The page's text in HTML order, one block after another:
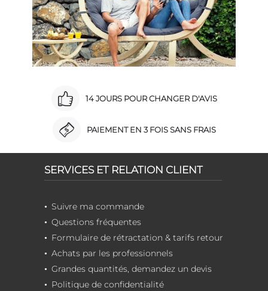
14 JOURS POUR CHANGER D'AVIS
PAIEMENT EN 3 FOIS SANS FRAIS
SERVICES ET RELATION CLIENT
Suivre ma commande
Questions fréquentes
Formulaire de rétractation & tarifs retour
Achats par les professionnels
Grandes quantités, demandez un devis
Politique de confidentialité